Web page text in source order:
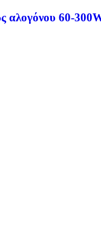
αλογόνου 60-